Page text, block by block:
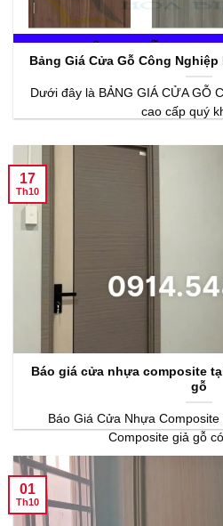
Bảng Giá Cửa Gỗ Công
Dưới đây là BẢNG GIÁ CỬA GỖ
cao cấp quý
Báo giá cửa nhựa composite
gỗ
Báo Giá Cửa Nhựa
Composite giả gỗ
17
Th10
01
Th10